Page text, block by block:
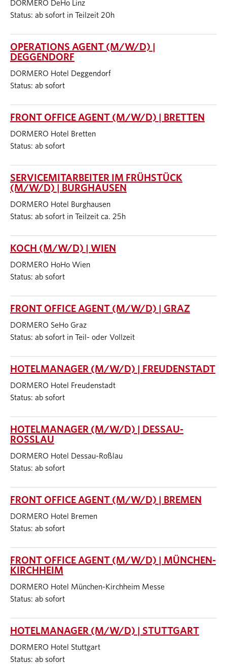
DORMERO DeHo Linz
Status: ab sofort in Teilzeit 20h
OPERATIONS AGENT (M/W/D) |
DEGGENDORF
DORMERO Hotel Deggendorf
Status: ab sofort
FRONT OFFICE AGENT (M/W/D) | BRETTEN
DORMERO Hotel Bretten
Status: ab sofort
SERVICEMITARBEITER IM FRÜHSTÜCK
(M/W/D) | BURGHAUSEN
DORMERO Hotel Burghausen
Status: ab sofort in Teilzeit ca. 25h
KOCH (M/W/D) | WIEN
DORMERO HoHo Wien
Status: ab sofort
FRONT OFFICE AGENT (M/W/D) | GRAZ
DORMERO SeHo Graz
Status: ab sofort in Teil- oder Vollzeit
HOTELMANAGER (M/W/D) | FREUDENSTADT
DORMERO Hotel Freudenstadt
Status: ab sofort
HOTELMANAGER (M/W/D) | DESSAU-
ROSSLAU
DORMERO Hotel Dessau-Roßlau
Status: ab sofort
FRONT OFFICE AGENT (M/W/D) | BREMEN
DORMERO Hotel Bremen
Status: ab sofort
FRONT OFFICE AGENT (M/W/D) | MÜNCHEN-
KIRCHHEIM
DORMERO Hotel München-Kirchheim Messe
Status: ab sofort
HOTELMANAGER (M/W/D) | STUTTGART
DORMERO Hotel Stuttgart
Status: ab sofort